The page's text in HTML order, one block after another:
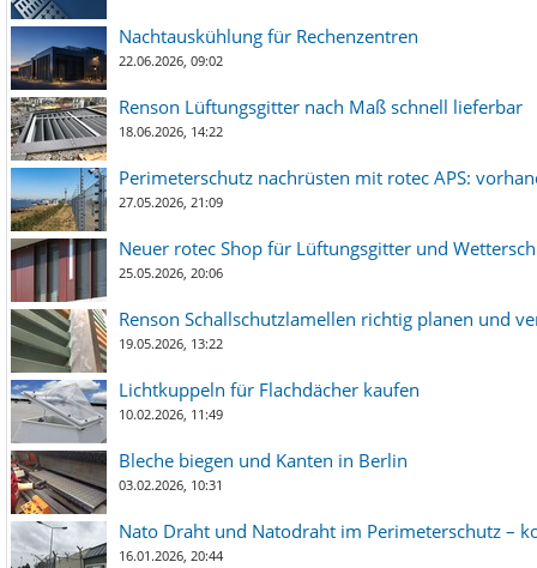
Nachtauskühlung für Rechenzentren
22.06.2026, 09:02
Renson Lüftungsgitter nach Maß schnell lieferbar
18.06.2026, 14:22
Perimeterschutz nachrüsten mit rotec APS:
27.05.2026, 21:09
Neuer rotec Shop für Lüftungsgitter und
25.05.2026, 20:06
Renson Schallschutzlamellen richtig planen und
19.05.2026, 13:22
Lichtkuppeln für Flachdächer kaufen
10.02.2026, 11:49
Bleche biegen und Kanten in Berlin
03.02.2026, 10:31
Nato Draht und Natodraht im Perimeterschutz –
16.01.2026, 20:44